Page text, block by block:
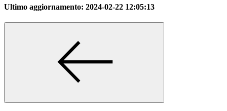
Ultimo aggiornamento: 2024-02-22 12:05:13